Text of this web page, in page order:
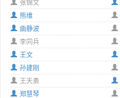
张锦文
熊维
曲静波
李同兵
王文
孙建刚
王天勇
郑慧琴